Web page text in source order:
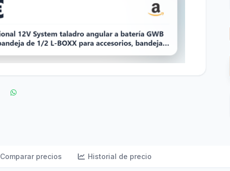
Comparar precios Historial de precio